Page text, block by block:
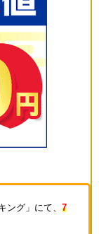
ング」にて、 7